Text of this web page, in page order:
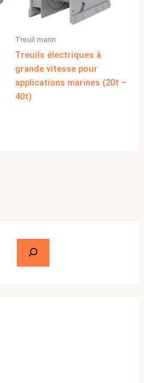
Treuil marin
Treuils électriques à
grande vitesse pour
applications marines (20t –
40t)